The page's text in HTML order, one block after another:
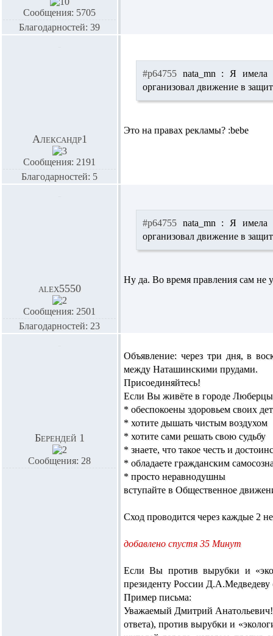
Сообщения: 5705
Благодарностей: 39
Александр1
Сообщения: 2191
Благодарностей: 5
#p64755 nata_mn : Я имела
организовал движение в
Это на правах рекламы? :bebe
alex5550
Сообщения: 2501
Благодарностей: 23
#p64755 nata_mn : Я имела
организовал движение в
Ну да. Во время правления сам не
Берендей 1
Сообщения: 28
Объявление: через три дня, в
между Наташинскими прудами.
Присоединяйтесь!
Если Вы живёте в городе
* обеспокоены здоровьем своих
* хотите дышать чистым воздухом
* хотите сами решать свою судьбу
* знаете, что такое честь и
* обладаете гражданским
* просто неравнодушны
вступайте в Общественное
Сход проводится через каждые 2
добавлено спустя 35 Минут
Если Вы против вырубки и
президенту России
Пример письма:
Уважаемый Дмитрий
ответа), против вырубки и